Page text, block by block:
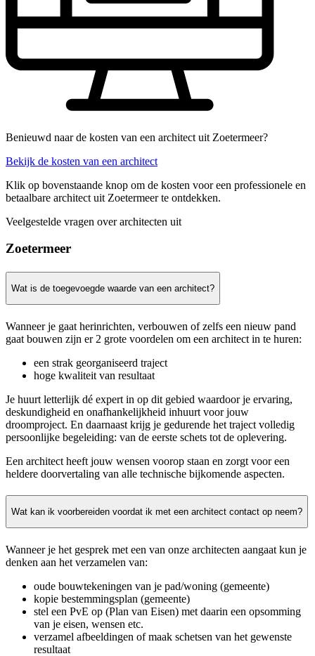
Benieuwd naar de kosten van een architect uit Zoetermeer?
Bekijk de kosten van een architect
Klik op bovenstaande knop om de kosten voor een professionele en
betaalbare architect uit Zoetermeer te ontdekken.
Veelgestelde vragen over architecten uit
Zoetermeer
Wat is de toegevoegde waarde van een architect?
Wanneer je gaat herinrichten, verbouwen of zelfs een nieuw pand
gaat bouwen zijn er 2 grote voordelen om een architect in te huren:
een strak georganiseerd traject
hoge kwaliteit van resultaat
Je huurt letterlijk dé expert in op dit gebied waardoor je ervaring,
deskundigheid en onafhankelijkheid inhuurt voor jouw
droomproject. En daarnaast krijg je gedurende het traject volledig
persoonlijke begeleiding: van de eerste schets tot de oplevering.
Een architect heeft jouw wensen voorop staan en zorgt voor een
heldere doorvertaling van alle technische bijkomende aspecten.
Wat kan ik voorbereiden voordat ik met een architect contact op neem?
Wanneer je het gesprek met een van onze architecten aangaat kun je
denken aan het verzamelen van:
oude bouwtekeningen van je pad/woning (gemeente)
kopie bestemmingsplan (gemeente)
stel een PvE op (Plan van Eisen) met daarin een opsomming
van je eisen, wensen etc.
verzamel afbeeldingen of maak schetsen van het gewenste
resultaat